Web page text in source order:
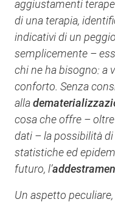
aggiustamenti
di una terapia,
indicativi di un
semplicemente –
chi ne ha bisogno: a
conforto. Senza
alla
cosa che offre –
dati – la possibilità
statistiche ed
futuro, l’
Un aspetto